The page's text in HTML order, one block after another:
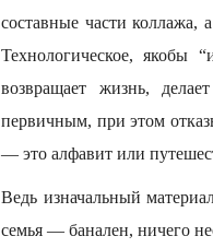
составные части коллажа,
Технологическое, якобы
возвращает жизнь,
первичным, при этом
— это алфавит или
Ведь изначальный
семья — банален, ничего